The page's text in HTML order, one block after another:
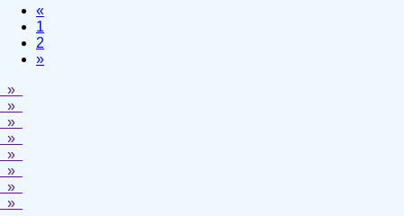
«
1
2
»
»
»
»
»
»
»
»
»